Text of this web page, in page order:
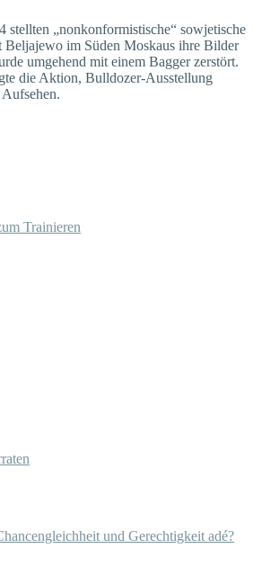
stellten „nonkonformistische“ sowjetische
Beljajewo im Süden Moskaus ihre Bilder
umgehend mit einem Bagger zerstört.
die Aktion, Bulldozer-Ausstellung
Trainieren
und Gerechtigkeit adé?